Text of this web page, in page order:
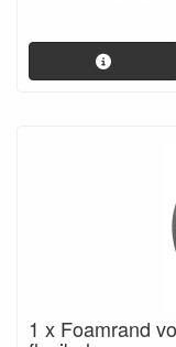
1 x Foamrand